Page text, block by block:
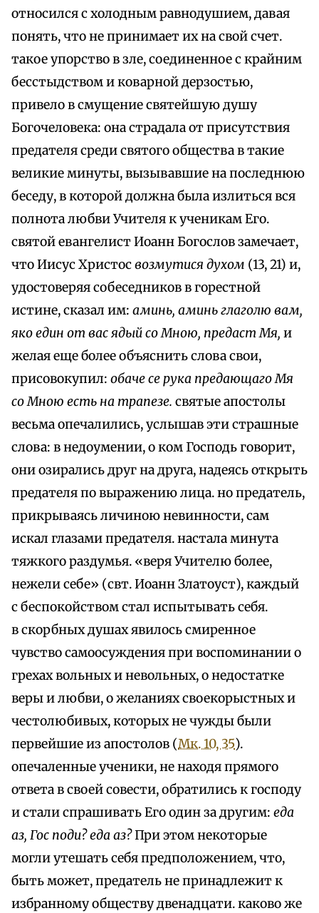
относился с холодным равнодушием, давая
понять, что не принимает их на свой счет.
такое упорство в зле, соединенное с крайним
бесстыдством и коварной дерзостью,
привело в смущение святейшую душу
Богочеловека: она страдала от присутствия
предателя среди святого общества в такие
великие минуты, вызывавшие на последнюю
беседу, в которой должна была излиться вся
полнота любви Учителя к ученикам Его.
святой евангелист Иоанн Богослов замечает,
что Иисус Христосвозмутися духом (13, 21) и,
удостоверяя собеседников в горестной
истине, сказал им: аминь, аминь глаголю вам,
яко един от вас ядый со Мною, предаст Мя, и
желая еще более объяснить слова свои,
присовокупил: обаче се рука предающаго Мя
со Мною есть на трапезе. святые апостолы
весьма опечалились, услышав эти страшные
слова: в недоумении, о ком Господь говорит,
они озирались друг на друга, надеясь открыть
предателя по выражению лица. но предатель,
прикрываясь личиною невинности, сам
искал глазами предателя. настала минута
тяжкого раздумья. «веря Учителю более,
нежели себе» (свт. Иоанн Златоуст), каждый
с беспокойством стал испытывать себя.
в скорбных душах явилось смиренное
чувство самоосуждения при воспоминании о
грехах вольных и невольных, о недостатке
веры и любви, о желаниях своекорыстных и
честолюбивых, которых не чужды были
первейшие из апостолов (Мк. 10, 35).
опечаленные ученики, не находя прямого
ответа в своей совести, обратились к господу
и стали спрашивать Его один за другим: еда
аз, Гос поди? еда аз?При этом некоторые
могли утешать себя предположением, что,
быть может, предатель не принадлежит к
избранному обществу двенадцати. каково же